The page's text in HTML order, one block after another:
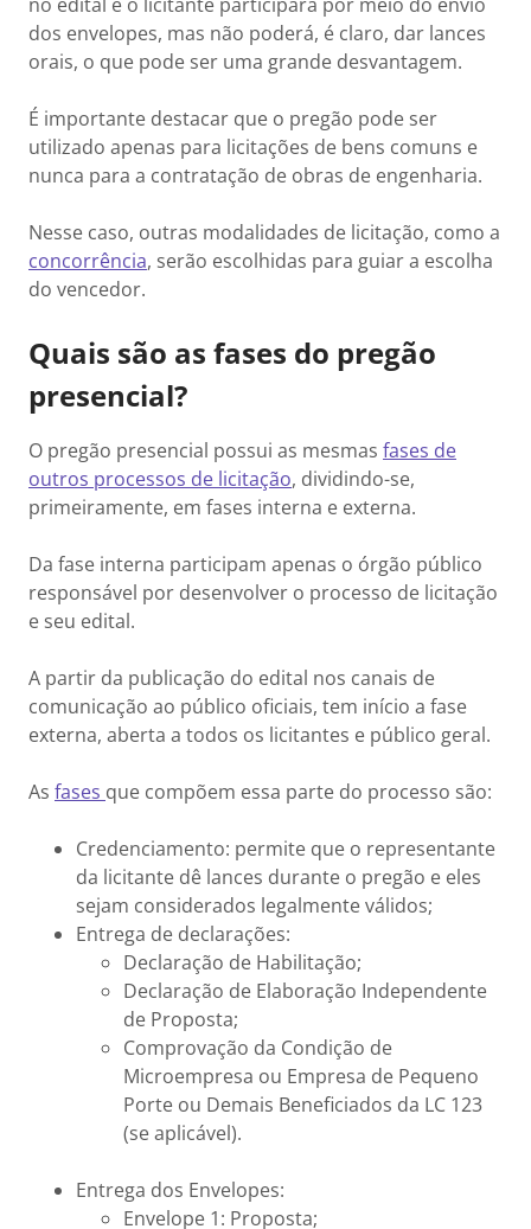
dos envelopes, mas não poderá, é claro, dar lances
orais, o que pode ser uma grande desvantagem.
É importante destacar que o pregão pode ser
utilizado apenas para licitações de bens comuns e
nunca para a contratação de obras de engenharia.
Nesse caso, outras modalidades de licitação, como a
concorrência, serão escolhidas para guiar a escolha
do vencedor.
Quais são as fases do pregão
presencial?
O pregão presencial possui as mesmas fases de
outros processos de licitação, dividindo-se,
primeiramente, em fases interna e externa.
Da fase interna participam apenas o órgão público
responsável por desenvolver o processo de licitação
e seu edital.
A partir da publicação do edital nos canais de
comunicação ao público oficiais, tem início a fase
externa, aberta a todos os licitantes e público geral.
As fases que compõem essa parte do processo são:
Credenciamento: permite que o representante
da licitante dê lances durante o pregão e eles
sejam considerados legalmente válidos;
Entrega de declarações:
Declaração de Habilitação;
Declaração de Elaboração Independente
de Proposta;
Comprovação da Condição de
Microempresa ou Empresa de Pequeno
Porte ou Demais Beneficiados da LC 123
(se aplicável).
Entrega dos Envelopes:
Envelope 1: Proposta;